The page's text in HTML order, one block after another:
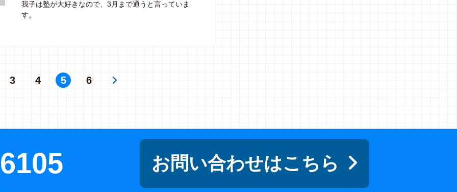
我子は塾が大好きなので、3月まで通うと言っていま
す。
3 4 5 6
お問い合わせはこちら